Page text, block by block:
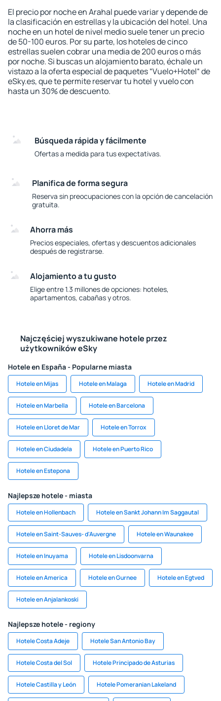
El precio por noche en Arahal puede variar y depende de
la clasificación en estrellas y la ubicación del hotel. Una
noche en un hotel de nivel medio suele tener un precio
de 50-100 euros. Por su parte, los hoteles de cinco
estrellas suelen cobrar una media de 200 euros o más
por noche. Si buscas un alojamiento barato, échale un
vistazo a la oferta especial de paquetes “Vuelo+Hotel“ de
eSky.es, que te permite reservar tu hotel y vuelo con
hasta un 30% de descuento.
Búsqueda rápida y fácilmente
Ofertas a medida para tus expectativas.
Planifica de forma segura
Reserva sin preocupaciones con la opción de cancelación
gratuita.
Ahorra más
Precios especiales, ofertas y descuentos adicionales
después de registrarse.
Alojamiento a tu gusto
Elige entre 1.3 millones de opciones: hoteles,
apartamentos, cabañas y otros.
Najczęściej wyszukiwane hotele przez
użytkowników eSky
Hotele en España - Popularne miasta
Hotele en Mijas Hotele en Malaga Hotele en Madrid
Hotele en Marbella Hotele en Barcelona
Hotele en Lloret de Mar Hotele en Torrox
Hotele en Ciudadela Hotele en Puerto Rico
Hotele en Estepona
Najlepsze hotele - miasta
Hotele en Hollenbach Hotele en Sankt Johann Im Saggautal
Hotele en Saint-Sauves- d'Auvergne Hotele en Waunakee
Hotele en Inuyama Hotele en Lisdoonvarna
Hotele en America Hotele en Gurnee Hotele en Egtved
Hotele en Anjalankoski
Najlepsze hotele - regiony
Hotele Costa Adeje Hotele San Antonio Bay
Hotele Costa del Sol Hotele Principado de Asturias
Hotele Castilla y León Hotele Pomeranian Lakeland